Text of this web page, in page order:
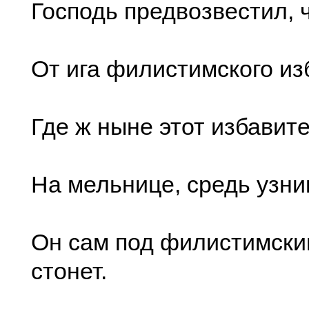
Господь предвозвестил,
От ига филистимского
Где ж ныне этот
На мельнице, средь
Он сам под
стонет.